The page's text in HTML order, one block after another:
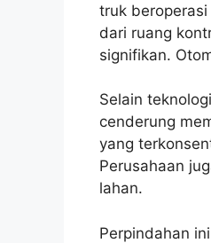
truk
dari ruang
signifikan.
Selain
cenderung
yang
Perusahaan
lahan.
Perpindahan